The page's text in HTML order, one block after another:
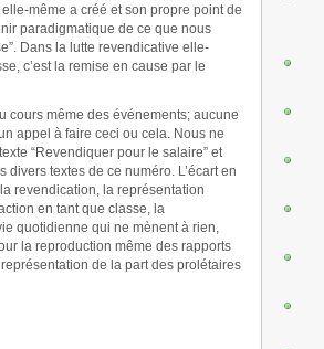
même a créé et son propre point de
paradigmatique de ce que nous
Dans la lutte revendicative elle-
c’est la remise en cause par le
cours même des événements; aucune
appel à faire ceci ou cela. Nous ne
“Revendiquer pour le salaire” et
textes de ce numéro. L’écart en
revendication, la représentation
en tant que classe, la
quotidienne qui ne mènent à rien,
la reproduction même des rapports
de la part des prolétaires